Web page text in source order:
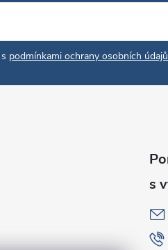
podmínkami ochrany osobních údajů